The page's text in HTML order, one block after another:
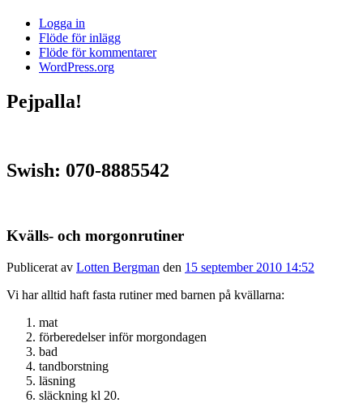
Logga in
Flöde för inlägg
Flöde för kommentarer
WordPress.org
Pejpalla!
Swish: 070-8885542
Kvälls- och morgonrutiner
Publicerat av Lotten Bergman den 15 september 2010 14:52
Vi har alltid haft fasta rutiner med barnen på kvällarna:
mat
förberedelser inför morgondagen
bad
tandborstning
läsning
släckning kl 20.